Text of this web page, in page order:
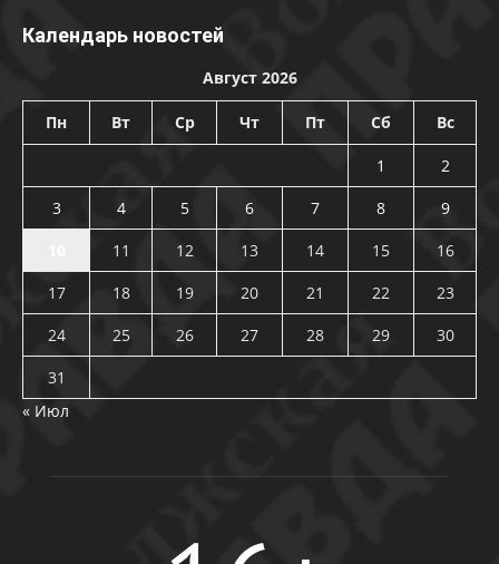
Календарь новостей
Август 2026
Пн Вт Ср Чт Пт Сб Вс
1
2
3
4 5 6 7 8
9
11 12 13 14 15
16
17
18 19 20 21 22
23
24
25 26 27 28 29
30
31
« Июл